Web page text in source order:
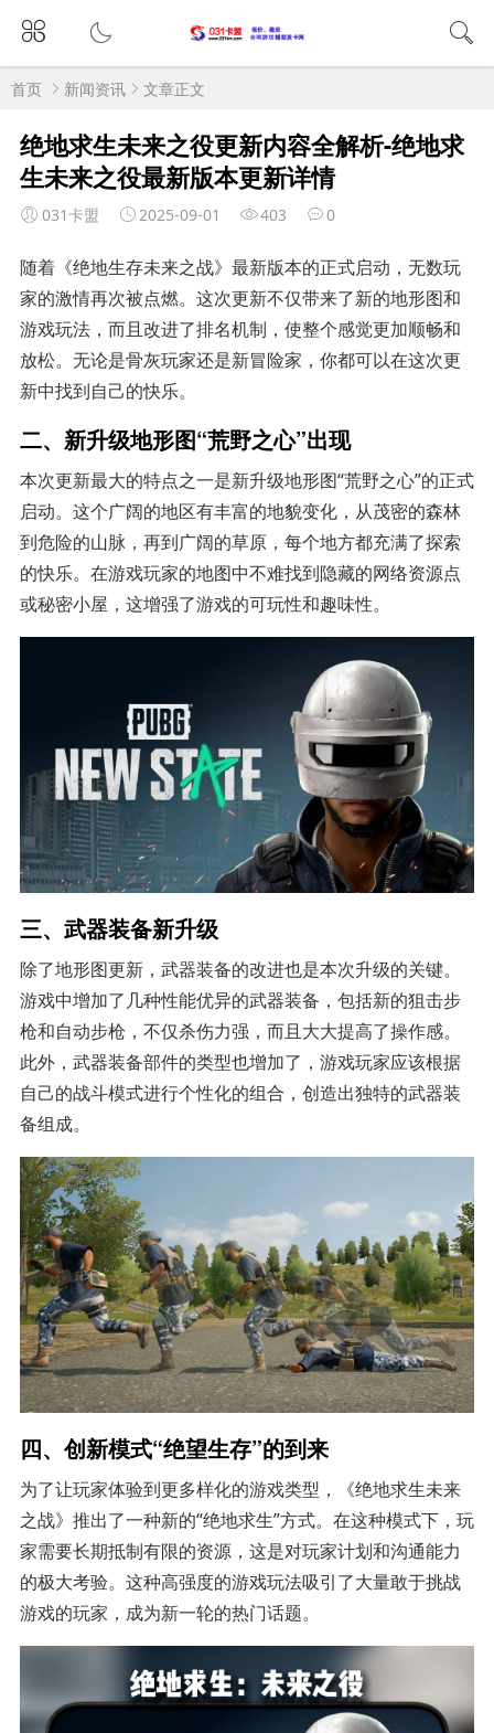
首页 新闻资讯 文章正文
绝地求生未来之役更新内容全解析-绝地求
生未来之役最新版本更新详情
031卡盟 2025-09-01 403 0
随着《绝地生存未来之战》最新版本的正式启动，无数玩
家的激情再次被点燃。这次更新不仅带来了新的地形图和
游戏玩法，而且改进了排名机制，使整个感觉更加顺畅和
放松。无论是骨灰玩家还是新冒险家，你都可以在这次更
新中找到自己的快乐。
二、新升级地形图“荒野之心”出现
本次更新最大的特点之一是新升级地形图“荒野之心”的正式
启动。这个广阔的地区有丰富的地貌变化，从茂密的森林
到危险的山脉，再到广阔的草原，每个地方都充满了探索
的快乐。在游戏玩家的地图中不难找到隐藏的网络资源点
或秘密小屋，这增强了游戏的可玩性和趣味性。
三、武器装备新升级
除了地形图更新，武器装备的改进也是本次升级的关键。
游戏中增加了几种性能优异的武器装备，包括新的狙击步
枪和自动步枪，不仅杀伤力强，而且大大提高了操作感。
此外，武器装备部件的类型也增加了，游戏玩家应该根据
自己的战斗模式进行个性化的组合，创造出独特的武器装
备组成。
四、创新模式“绝望生存”的到来
为了让玩家体验到更多样化的游戏类型，《绝地求生未来
之战》推出了一种新的“绝地求生”方式。在这种模式下，玩
家需要长期抵制有限的资源，这是对玩家计划和沟通能力
的极大考验。这种高强度的游戏玩法吸引了大量敢于挑战
游戏的玩家，成为新一轮的热门话题。